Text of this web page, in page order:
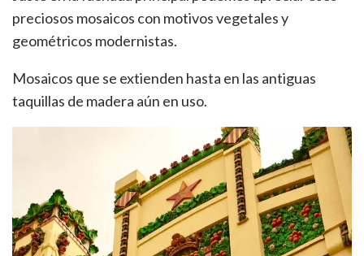
preciosos mosaicos con motivos vegetales y
geométricos modernistas.
Mosaicos que se extienden hasta en las antiguas
taquillas de madera aún en uso.